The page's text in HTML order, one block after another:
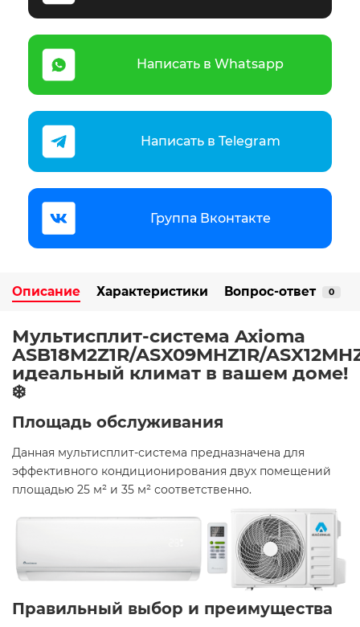
Написать в Whatsapp
Написать в Telegram
Группа Вконтакте
Описание Характеристики Вопрос-ответ 0
Мультисплит-система Axioma
ASB18M2Z1R/ASX09MHZ1R/
идеальный климат в вашем доме!
❄️
Площадь обслуживания
Данная мультисплит-система предназначена для
эффективного кондиционирования двух помещений
площадью 25 м² и 35 м² соответственно.​
Правильный выбор и преимущества